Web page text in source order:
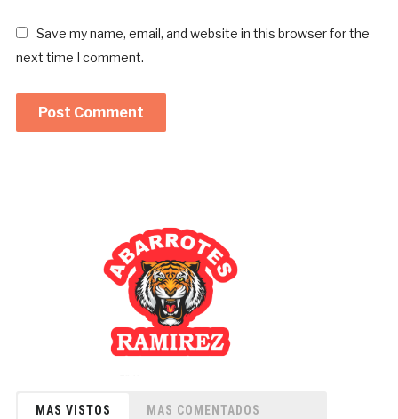
Save my name, email, and website in this browser for the
next time I comment.
MAS VISTOS MAS COMENTADOS